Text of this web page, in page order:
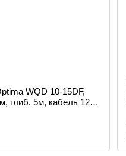
WQD 10-15DF,
глиб. 5м, кабель 12м,